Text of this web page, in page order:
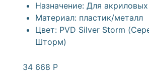
Назначение: Для акриловых
Материал: пластик/металл
Цвет: PVD Silver Storm
Шторм)
34 668 Р